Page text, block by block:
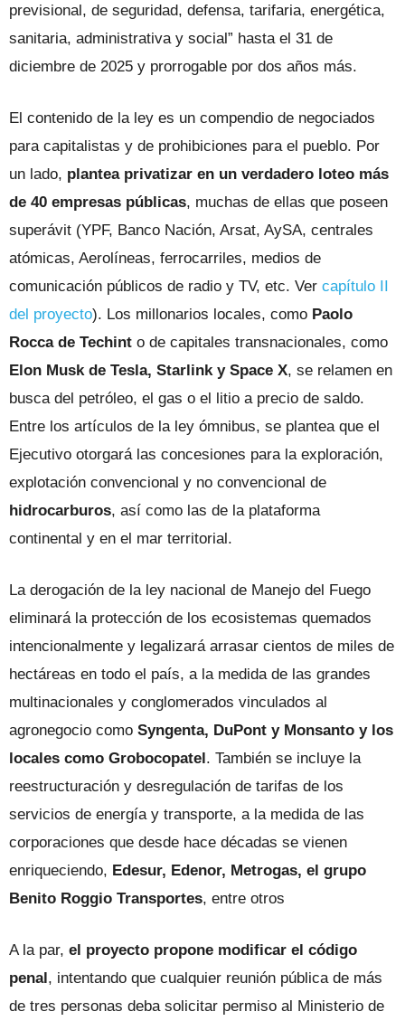
previsional, de seguridad, defensa, tarifaria, energética,
sanitaria, administrativa y social” hasta el 31 de
diciembre de 2025 y prorrogable por dos años más.
El contenido de la ley es un compendio de negociados
para capitalistas y de prohibiciones para el pueblo. Por
un lado, plantea privatizar en un verdadero loteo más
de 40 empresas públicas, muchas de ellas que poseen
superávit (YPF, Banco Nación, Arsat, AySA, centrales
atómicas, Aerolíneas, ferrocarriles, medios de
comunicación públicos de radio y TV, etc. Ver capítulo II
del proyecto). Los millonarios locales, como Paolo
Rocca de Techint o de capitales transnacionales, como
Elon Musk de Tesla, Starlink y Space X, se relamen en
busca del petróleo, el gas o el litio a precio de saldo.
Entre los artículos de la ley ómnibus, se plantea que el
Ejecutivo otorgará las concesiones para la exploración,
explotación convencional y no convencional de
hidrocarburos, así como las de la plataforma
continental y en el mar territorial.
La derogación de la ley nacional de Manejo del Fuego
eliminará la protección de los ecosistemas quemados
intencionalmente y legalizará arrasar cientos de miles de
hectáreas en todo el país, a la medida de las grandes
multinacionales y conglomerados vinculados al
agronegocio como Syngenta, DuPont y Monsanto y los
locales como Grobocopatel. También se incluye la
reestructuración y desregulación de tarifas de los
servicios de energía y transporte, a la medida de las
corporaciones que desde hace décadas se vienen
enriqueciendo, Edesur, Edenor, Metrogas, el grupo
Benito Roggio Transportes, entre otros
A la par, el proyecto propone modificar el código
penal, intentando que cualquier reunión pública de más
de tres personas deba solicitar permiso al Ministerio de